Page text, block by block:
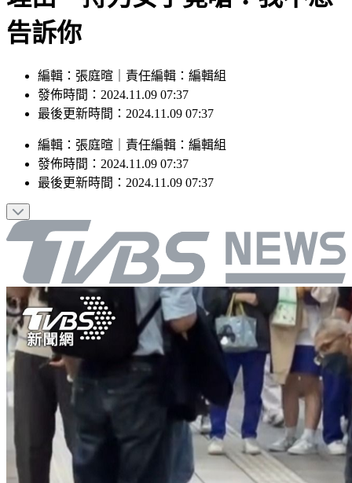
理由 持刀女子竟嗆：我不想
告訴你
編輯：張庭暄｜責任編輯：編輯組
發佈時間：2024.11.09 07:37
編輯：張庭暄｜責任編輯：
發佈時間：2024.11.09 07:37